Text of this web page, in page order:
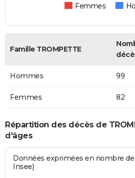
Femmes
Famille TROMPETTE
Hommes 99
Femmes 82
Répartition des décès de
d'âges
Données exprimées en nombre de
Insee)